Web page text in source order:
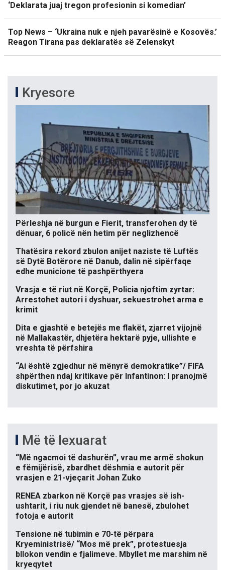
‘Deklarata juaj tregon profesionin si komedian’
Top News – ‘Ukraina nuk e njeh pavarësinë e Kosovës.’
Reagon Tirana pas deklaratës së Zelenskyt
Kryesore
Përleshja në burgun e Fierit, transferohen dy të
dënuar, 6 policë nën hetim për neglizhencë
Thatësira rekord zbulon anijet naziste të Luftës
së Dytë Botërore në Danub, dalin në sipërfaqe
edhe municione të pashpërthyera
Vrasja e të riut në Korçë, Policia njoftim zyrtar:
Arrestohet autori i dyshuar, sekuestrohet arma e
krimit
Dita e gjashtë e betejës me flakët, zjarret vijojnë
në Mallakastër, dhjetëra hektarë pyje, ullishte e
vreshta të përfshira
“Ai është zgjedhur në mënyrë demokratike”/ FIFA
shpërthen ndaj kritikave për Infantinon: I pranojmë
diskutimet, por jo akuzat
Më të lexuarat
“Më ngacmoi të dashurën”, vrau me armë shokun
e fëmijërisë, zbardhet dëshmia e autorit për
vrasjen e 21-vjeçarit Johan Zuko
RENEA zbarkon në Korçë pas vrasjes së ish-
ushtarit, i riu nuk gjendet në banesë, zbulohet
fotoja e autorit
Tensione në tubimin e 70-të përpara
Kryeministrisë/ “Mos më prek”, protestuesja
bllokon vendin e fjalimeve. Mbyllet me marshim në
kryeqytet